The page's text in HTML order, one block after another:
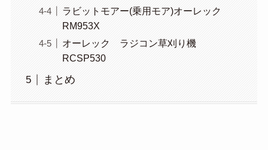
ラビットモアー(乗用モア)オーレック
RM953X
オーレック ラジコン草刈り機
RCSP530
まとめ